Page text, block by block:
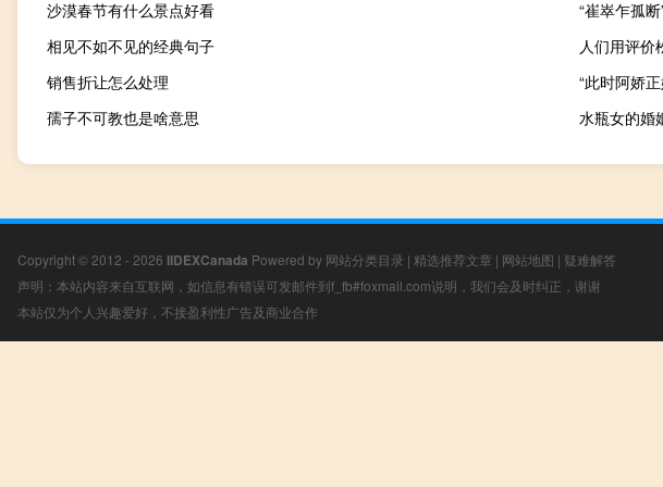
沙漠春节有什么景点好看
“崔崒乍孤
相见不如不见的经典句子
人们用评价
销售折让怎么处理
“此时阿娇
孺子不可教也是啥意思
水瓶女的婚
Copyright © 2012 - 2026 IIDEXCanada Powered by 网站分类目录 | 精选推荐文章 | 网站地图 | 疑难解答
声明：本站内容来自互联网，如信息有错误可发邮件到f_fb#foxmail.com说明，我们会及时纠正，谢谢
本站仅为个人兴趣爱好，不接盈利性广告及商业合作